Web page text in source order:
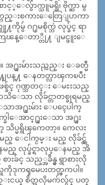
င့္ေလွ်ာက္သူမရွိ၊ ဗိုက္ဆာ မွ
ည္းစကားေတြေျပာကာ
႔ကိုမွ် ဂ႐ုမစိုက္ဘဲ လုပ္ခ်င္ ရာ
ၽန္ေတာ္တို႔ ျမင္ဖူးေ
႐ူးမ်ားသည္လည္း ေခတ္မီ
ပန္႔ ေနတတ္လာၾကၿပီး
ဖစ္ခ်င္ ဂုဏ္သတင္း ေမႊးသည္
ေသာ လိုခ်င္တာတစ္ခုရမည္
အ႐ူးမ်ား ေပၚေပါက္
ခါေအာင္႐ူးေသာ အ႐ူး
တ္ သိပ္မရွိၾကေတာ့။ ကေလး
ေငါက္ငမ္း မည္ လိုခ်င္လွ်
ည္ လုပ္ခ်င္ရာလုပ္ေနမည္ အိ
းခ်င္ သည့္အခ်ိန္မွ ရွာစားလို
ကိုဒုကၡမေပးတတ္ၾကပါ။
းငယ္ စိတ္အလိုမက်လွ်င္ ပတ္